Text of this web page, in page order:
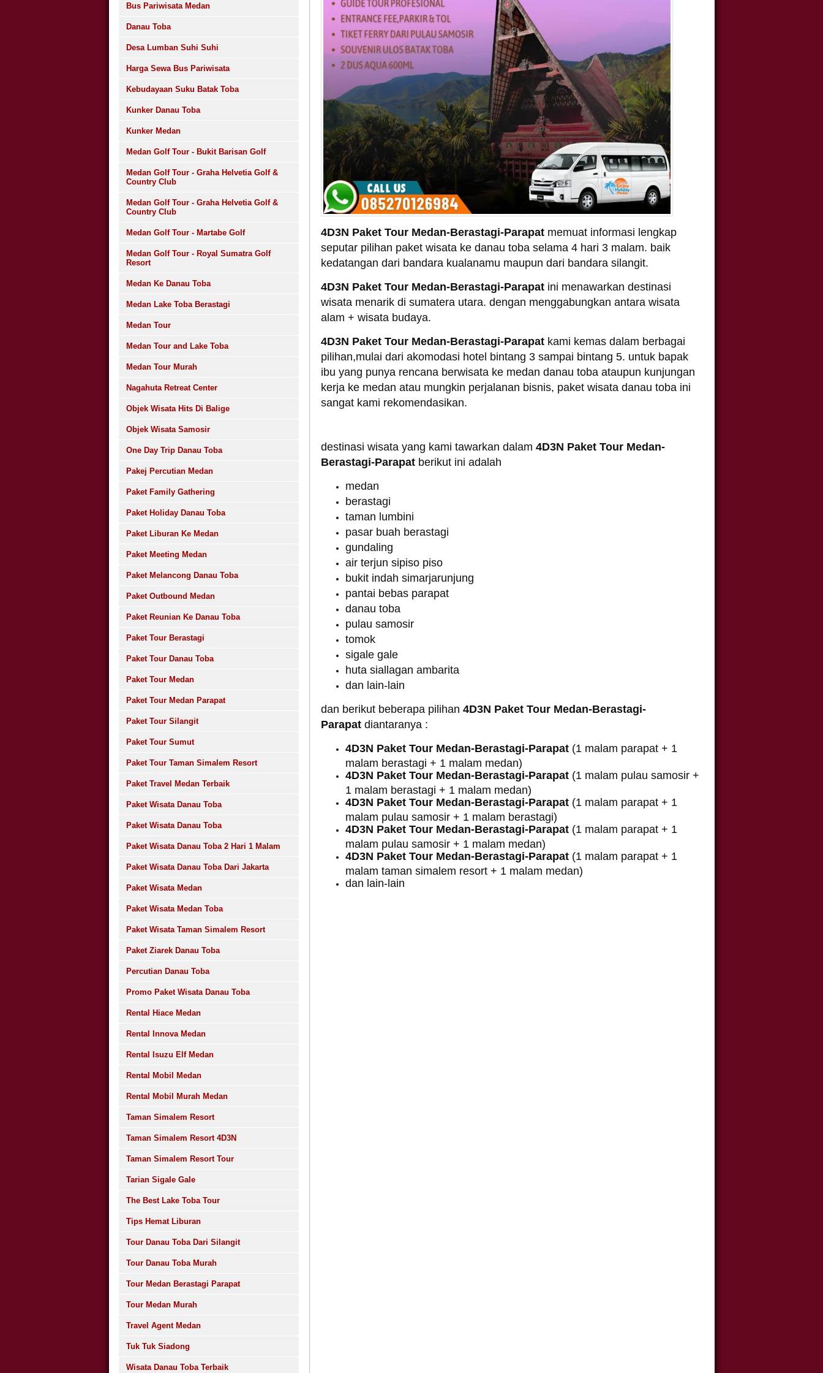
Bus Pariwisata Medan
Danau Toba
Desa Lumban Suhi Suhi
Harga Sewa Bus Pariwisata
Kebudayaan Suku Batak Toba
Kunker Danau Toba
Kunker Medan
Medan Golf Tour - Bukit Barisan Golf
Medan Golf Tour - Graha Helvetia Golf &
Country Club
Medan Golf Tour - Graha Helvetia Golf &
Country Club
Medan Golf Tour - Martabe Golf
Medan Golf Tour - Royal Sumatra Golf
Resort
Medan Ke Danau Toba
Medan Lake Toba Berastagi
Medan Tour
Medan Tour and Lake Toba
Medan Tour Murah
Nagahuta Retreat Center
Objek Wisata Hits Di Balige
Objek Wisata Samosir
One Day Trip Danau Toba
Pakej Percutian Medan
Paket Family Gathering
Paket Holiday Danau Toba
Paket Liburan Ke Medan
Paket Meeting Medan
Paket Melancong Danau Toba
Paket Outbound Medan
Paket Reunian Ke Danau Toba
Paket Tour Berastagi
Paket Tour Danau Toba
Paket Tour Medan
Paket Tour Medan Parapat
Paket Tour Silangit
Paket Tour Sumut
Paket Tour Taman Simalem Resort
Paket Travel Medan Terbaik
Paket Wisata Danau Toba
Paket Wisata Danau Toba
Paket Wisata Danau Toba 2 Hari 1 Malam
Paket Wisata Danau Toba Dari Jakarta
Paket Wisata Medan
Paket Wisata Medan Toba
Paket Wisata Taman Simalem Resort
Paket Ziarek Danau Toba
Percutian Danau Toba
Promo Paket Wisata Danau Toba
Rental Hiace Medan
Rental Innova Medan
Rental Isuzu Elf Medan
Rental Mobil Medan
Rental Mobil Murah Medan
Taman Simalem Resort
Taman Simalem Resort 4D3N
Taman Simalem Resort Tour
Tarian Sigale Gale
The Best Lake Toba Tour
Tips Hemat Liburan
Tour Danau Toba Dari Silangit
Tour Danau Toba Murah
Tour Medan Berastagi Parapat
Tour Medan Murah
Travel Agent Medan
Tuk Tuk Siadong
Wisata Danau Toba Terbaik
4D3N Paket Tour Medan-Berastagi-Parapat memuat informasi lengkap
seputar pilihan paket wisata ke danau toba selama 4 hari 3 malam. baik
kedatangan dari bandara kualanamu maupun dari bandara silangit.
4D3N Paket Tour Medan-Berastagi-Parapatini menawarkan destinasi
wisata menarik di sumatera utara. dengan menggabungkan antara wisata
alam + wisata budaya.
4D3N Paket Tour Medan-Berastagi-Parapat kami kemas dalam berbagai
pilihan,mulai dari akomodasi hotel bintang 3 sampai bintang 5. untuk bapak
ibu yang punya rencana berwisata ke medan danau toba ataupun kunjungan
kerja ke medan atau mungkin perjalanan bisnis, paket wisata danau toba ini
sangat kami rekomendasikan.
destinasi wisata yang kami tawarkan dalam 4D3N Paket Tour Medan-
Berastagi-Parapat berikut ini adalah
medan
berastagi
taman lumbini
pasar buah berastagi
gundaling
air terjun sipiso piso
bukit indah simarjarunjung
pantai bebas parapat
danau toba
pulau samosir
tomok
sigale gale
huta siallagan ambarita
dan lain-lain
dan berikut beberapa pilihan 4D3N Paket Tour Medan-Berastagi-
Parapat diantaranya :
4D3N Paket Tour Medan-Berastagi-Parapat (1 malam parapat + 1
malam berastagi + 1 malam medan)
4D3N Paket Tour Medan-Berastagi-Parapat (1 malam pulau samosir +
1 malam berastagi + 1 malam medan)
4D3N Paket Tour Medan-Berastagi-Parapat (1 malam parapat + 1
malam pulau samosir + 1 malam berastagi)
4D3N Paket Tour Medan-Berastagi-Parapat (1 malam parapat + 1
malam pulau samosir + 1 malam medan)
4D3N Paket Tour Medan-Berastagi-Parapat (1 malam parapat + 1
malam taman simalem resort + 1 malam medan)
dan lain-lain